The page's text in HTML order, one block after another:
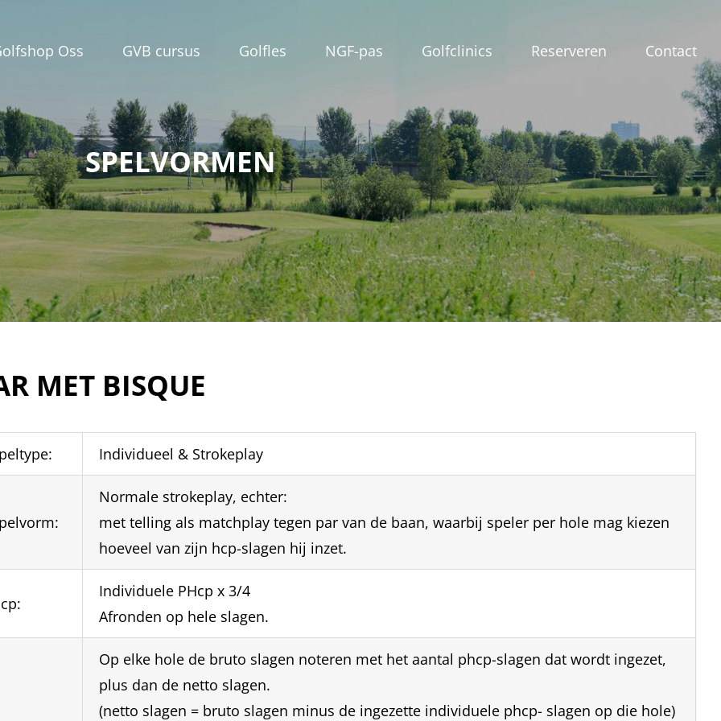
Oss GVB cursus Golfles NGF-pas Golfclinics Reserveren Contact
SPELVORMEN
MET BISQUE
Individueel & Strokeplay
Normale strokeplay, echter:
met telling als matchplay tegen par van de baan, waarbij speler per hole mag kiezen
hoeveel van zijn hcp-slagen hij inzet.
Individuele PHcp x 3/4
Afronden op hele slagen.
Op elke hole de bruto slagen noteren met het aantal phcp-slagen dat wordt ingezet,
plus dan de netto slagen.
(netto slagen = bruto slagen minus de ingezette individuele phcp- slagen op die hole)